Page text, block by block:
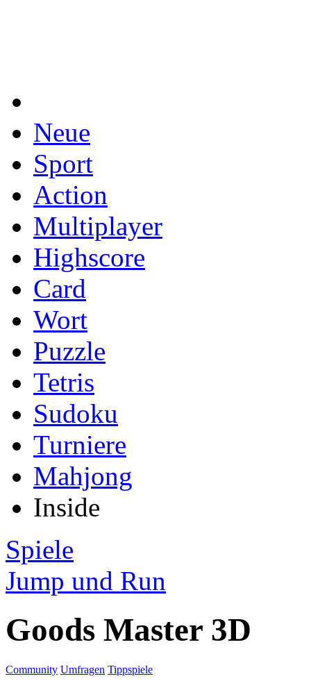
Neue
Sport
Action
Multiplayer
Highscore
Card
Wort
Puzzle
Tetris
Sudoku
Turniere
Mahjong
Inside
Spiele
Jump und Run
Goods Master 3D
Community Umfragen Tippspiele